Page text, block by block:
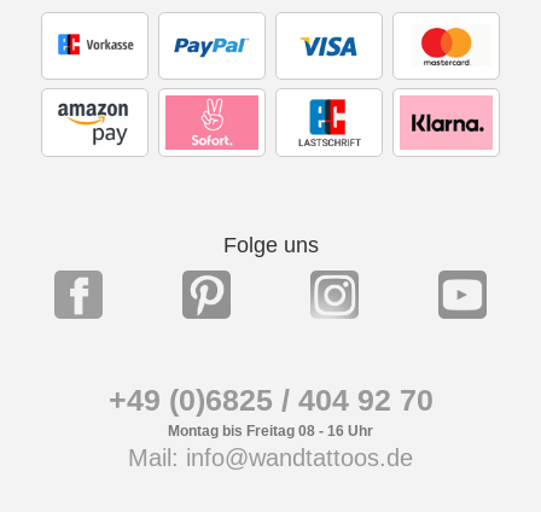
Folge uns
+49 (0)6825 / 404 92 70
Montag bis Freitag 08 - 16 Uhr
Mail: info@wandtattoos.de